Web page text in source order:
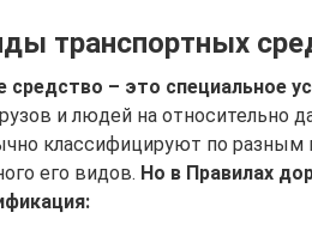
транспортных
средство – это специальное
и людей на относительно
классифицируют по разным
его видов. Но в Правилах